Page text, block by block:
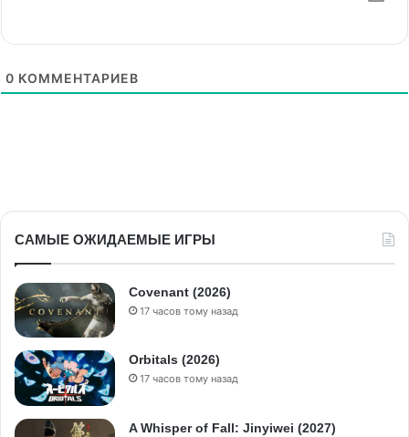
0 КОММЕНТАРИЕВ
САМЫЕ ОЖИДАЕМЫЕ ИГРЫ
Covenant (2026)
17 часов тому назад
Orbitals (2026)
17 часов тому назад
A Whisper of Fall: Jinyiwei (2027)